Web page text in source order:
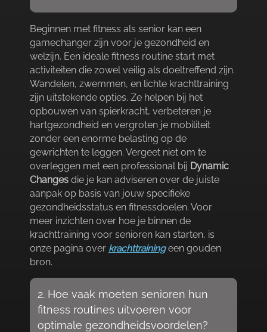
Beginnen met fitness als senior kan een
gamechanger zijn voor je gezondheid en
welzijn.​ Een ideale fitness routine start met
activiteiten die zowel veilig als doeltreffend zijn.​
Wandelen, zwemmen, en lichte krachttraining
zijn uitstekende opties.​ Ze helpen bij het
opbouwen van spierkracht, verbeteren je
hartgezondheid en vergroten je mobiliteit
zonder een enorme belasting op de
gewrichten te leggen.​ Vergeet niet om te
overleggen met een professional bij Dynamic
Changesdie je kan adviseren over de juiste
aanpak op basis van jouw specifieke
gezondheidsstatus en fitnessdoelen.​ Voor
meer inzichten over hoe je binnen de
krachttraining voor senioren kan starten, is
onze pagina over krachttrainingeen gouden
bron.​
2.​ Hoe vaak moeten senioren hun
fitness routines uitvoeren voor
optimale gezondheidsvoordelen?